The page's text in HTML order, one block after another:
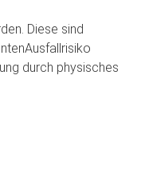
Diese sind
durch physisches